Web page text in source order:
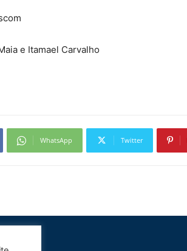
e Itamael Carvalho
WhatsApp Twitter